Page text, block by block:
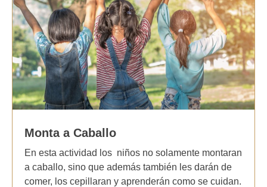
Monta a Caballo
En esta actividad los niños no solamente montaran
a caballo, sino que además también les darán de
comer, los cepillaran y aprenderán como se cuidan.